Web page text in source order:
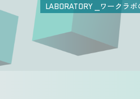
LABORATORY ワークラボ